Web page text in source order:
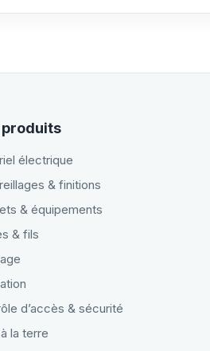
produits
électrique
& finitions
& équipements
& fils
d’accès & sécurité
la terre